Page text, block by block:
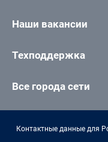
Наши вакансии
Техподдержка
Все города сети
Контактные данные для